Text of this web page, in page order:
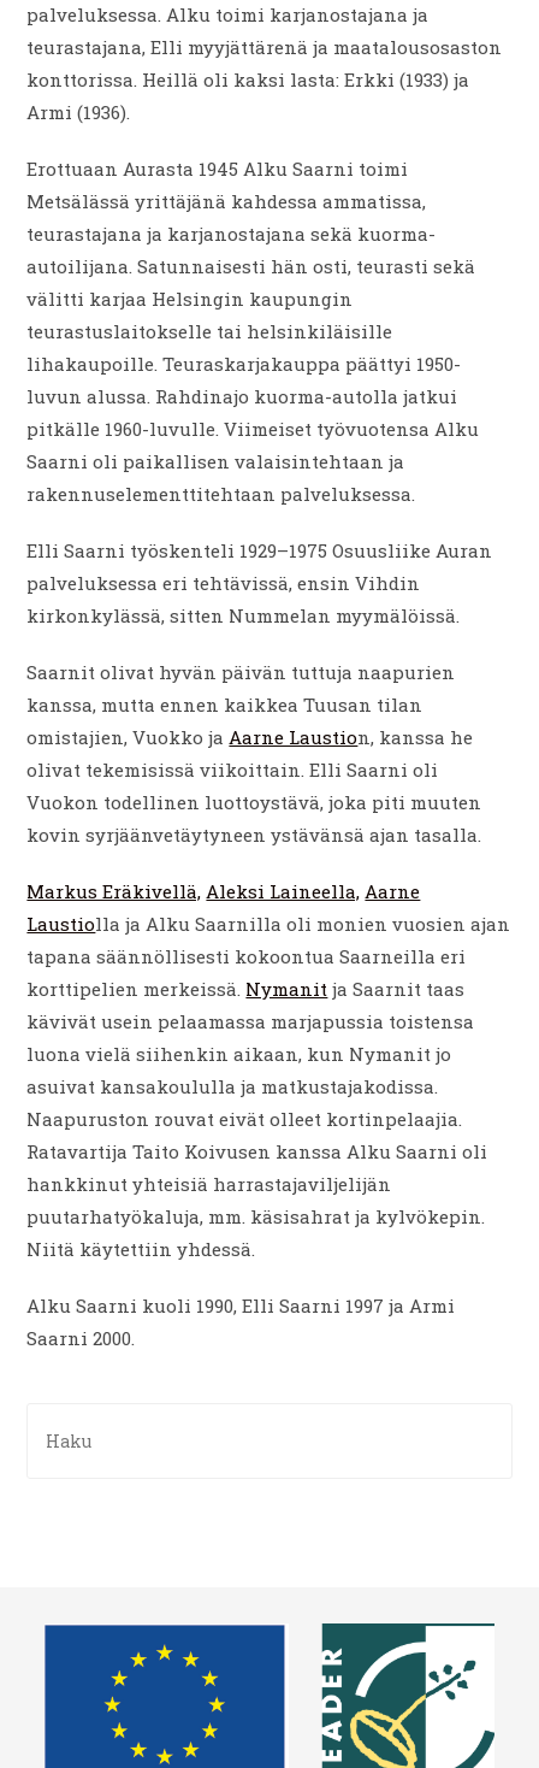
palveluksessa. Alku toimi karjanostajana ja
teurastajana, Elli myyjättärenä ja maatalousosaston
konttorissa. Heillä oli kaksi lasta: Erkki (1933) ja
Armi (1936).
Erottuaan Aurasta 1945 Alku Saarni toimi
Metsälässä yrittäjänä kahdessa ammatissa,
teurastajana ja karjanostajana sekä kuorma-
autoilijana. Satunnaisesti hän osti, teurasti sekä
välitti karjaa Helsingin kaupungin
teurastuslaitokselle tai helsinkiläisille
lihakaupoille. Teuraskarjakauppa päättyi 1950-
luvun alussa. Rahdinajo kuorma-autolla jatkui
pitkälle 1960-luvulle. Viimeiset työvuotensa Alku
Saarni oli paikallisen valaisintehtaan ja
rakennuselementtitehtaan palveluksessa.
Elli Saarni työskenteli 1929–1975 Osuusliike Auran
palveluksessa eri tehtävissä, ensin Vihdin
kirkonkylässä, sitten Nummelan myymälöissä.
Saarnit olivat hyvän päivän tuttuja naapurien
kanssa, mutta ennen kaikkea Tuusan tilan
omistajien, Vuokko ja Aarne Laustion, kanssa he
olivat tekemisissä viikoittain. Elli Saarni oli
Vuokon todellinen luottoystävä, joka piti muuten
kovin syrjäänvetäytyneen ystävänsä ajan tasalla.
Markus Eräkivellä, Aleksi Laineella, Aarne
Laustiolla ja Alku Saarnilla oli monien vuosien ajan
tapana säännöllisesti kokoontua Saarneilla eri
korttipelien merkeissä. Nymanit ja Saarnit taas
kävivät usein pelaamassa marjapussia toistensa
luona vielä siihenkin aikaan, kun Nymanit jo
asuivat kansakoululla ja matkustajakodissa.
Naapuruston rouvat eivät olleet kortinpelaajia.
Ratavartija Taito Koivusen kanssa Alku Saarni oli
hankkinut yhteisiä harrastajaviljelijän
puutarhatyökaluja, mm. käsisahrat ja kylvökepin.
Niitä käytettiin yhdessä.
Alku Saarni kuoli 1990, Elli Saarni 1997 ja Armi
Saarni 2000.